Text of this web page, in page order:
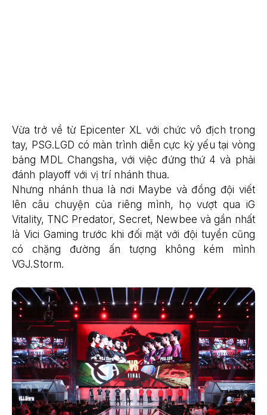
Vừa trở về từ Epicenter XL với chức vô địch trong
tay, PSG.LGD có màn trình diễn cực kỳ yếu tại vòng
bảng MDL Changsha, với việc đứng thứ 4 và phải
đánh playoff với vị trí nhánh thua.
Nhưng nhánh thua là nơi Maybe và đồng đội viết
lên câu chuyện của riêng mình, họ vượt qua iG
Vitality, TNC Predator, Secret, Newbee và gần nhất
là Vici Gaming trước khi đối mặt với đội tuyển cũng
có chặng đường ấn tượng không kém mình
VGJ.Storm.